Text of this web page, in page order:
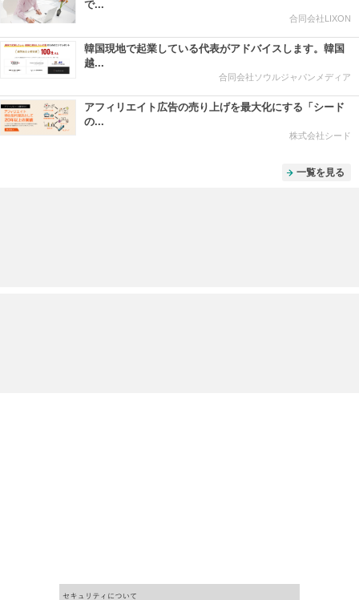
で...
合同会社LIXON
韓国現地で起業している代表がアドバイスします。韓国
越...
合同会社ソウルジャパンメディア
アフィリエイト広告の売り上げを最大化にする「シード
の...
株式会社シード
一覧を見る